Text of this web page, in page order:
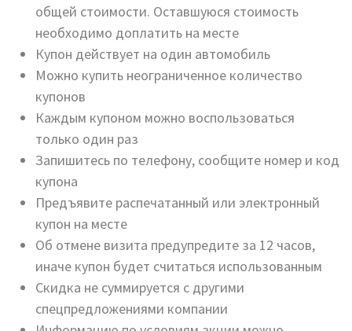
общей стоимости. Оставшуюся стоимость
необходимо доплатить на месте
Купон действует на один автомобиль
Можно купить неограниченное количество
купонов
Каждым купоном можно воспользоваться
только один раз
Запишитесь по телефону, сообщите номер и код
купона
Предъявите распечатанный или электронный
купон на месте
Об отмене визита предупредите за 12 часов,
иначе купон будет считаться использованным
Скидка не суммируется с другими
спецпредложениями компании